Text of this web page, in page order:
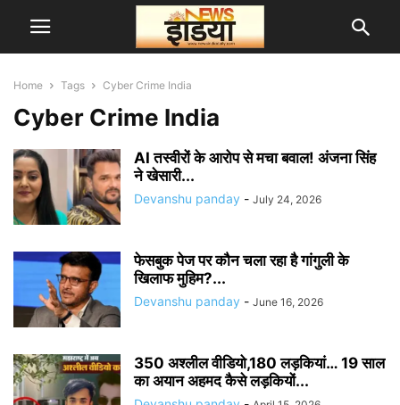
Home Tags Cyber Crime India
Cyber Crime India
AI तस्वीरों के आरोप से मचा बवाल! अंजना सिंह
ने खेसारी...
Devanshu panday - July 24, 2026
फेसबुक पेज पर कौन चला रहा है गांगुली के
खिलाफ मुहिम?...
Devanshu panday - June 16, 2026
350 अश्लील वीडियो,180 लड़कियां… 19 साल
का अयान अहमद कैसे लड़कियों...